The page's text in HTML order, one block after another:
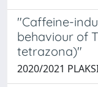
"Caffeine-
behaviour of
tetrazona)"
2020/2021